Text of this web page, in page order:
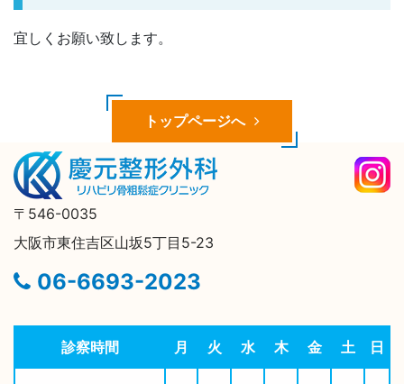
宜しくお願い致します。
トップページへ
〒546-0035
大阪市東住吉区山坂5丁目5-23
06-6693-2023
診察時間 月 火 水 木 金 土 日